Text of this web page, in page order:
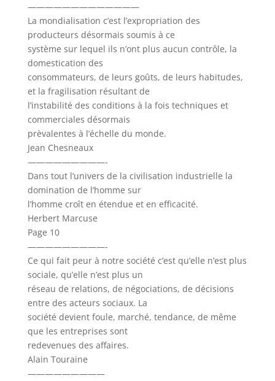
—————————————
La mondialisation c’est l’expropriation des
producteurs désormais soumis à ce
système sur lequel ils n’ont plus aucun contrôle, la
domestication des
consommateurs, de leurs goûts, de leurs habitudes,
et la fragilisation résultant de
l’instabilité des conditions à la fois techniques et
commerciales désormais
prèvalentes à l’échelle du monde.
Jean Chesneaux
—————————-
Dans tout l’univers de la civilisation industrielle la
domination de l’homme sur
l’homme croît en étendue et en efficacité.
Herbert Marcuse
Page 10
—————————-
Ce qui fait peur à notre société c’est qu’elle n’est plus
sociale, qu’elle n’est plus un
réseau de relations, de négociations, de décisions
entre des acteurs sociaux. La
société devient foule, marché, tendance, de même
que les entreprises sont
redevenues des affaires.
Alain Touraine
—————————